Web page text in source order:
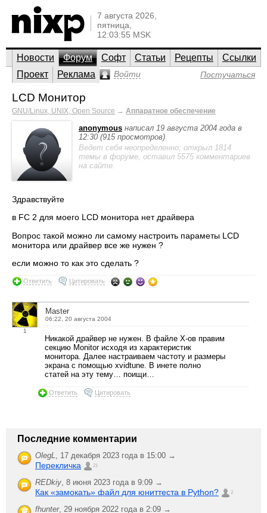
7 августа 2026,
пятница,
12:03:55 MSK
Новости Форум Софт Статьи Рецепты
Ссылки
Проект
Реклама Войти Постучаться
LCD Монитор
GNU/Linux, UNIX, Open Source → Аппаратное обеспечение
anonymous написал 19 августа 2004 года в
12:30 (915 просмотров)
Ведет себя неопределенно; открыл 1814
темы в форуме, оставил 5575 комментариев
на сайте.
Здравствуйте
в FC 2 для моего LCD монитора нет драйвера
Вопрос такой можно ли самому настроить параметы LCD
монитора или драйвер все же нужен ?
если можно то как это сделать ?
Ответить Цитировать
1
Master
06:22, 20 августа 2004
Никакой драйвер не нужен. В файле Х-ов правим
секцию Monitor исходя из характеристик
монитора. Далее настраиваем частоту и размеры
экрана с помощью xvidtune. В инете полно
статей на эту тему… поищи…
Ответить Цитировать
Последние комментарии
OlegL 17 декабря 2023 года в 15:00 →
Перекличка 21
REDkiy 8 июня 2023 года в 9:09 →
Как «замокать» файл для юниттеста в Python? 2
fhunter, 29 ноября 2022 года в 2:09 →